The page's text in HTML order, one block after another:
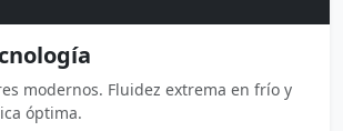
modernos. Fluidez extrema en frío y
óptima.